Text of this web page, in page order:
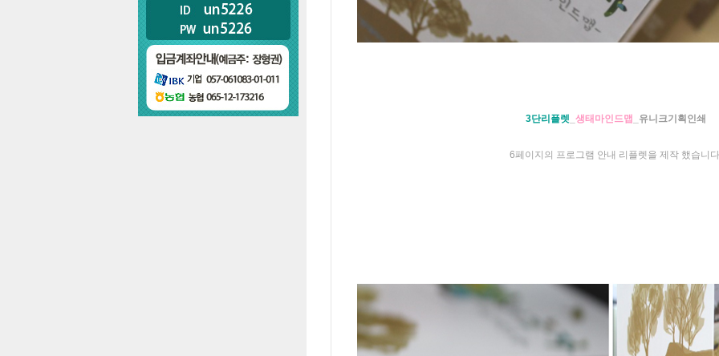
3단리플렛 생태마인드맵 _유니크기획인쇄
6페이지의 프로그램 안내 리플렛을 제작 했습니